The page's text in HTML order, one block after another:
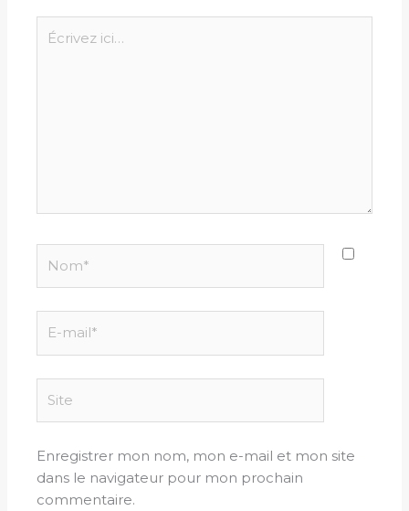
ici…
mail*
Enregistrer mon nom, mon e-mail et mon site
dans le navigateur pour mon prochain
commentaire.